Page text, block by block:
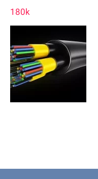
180k